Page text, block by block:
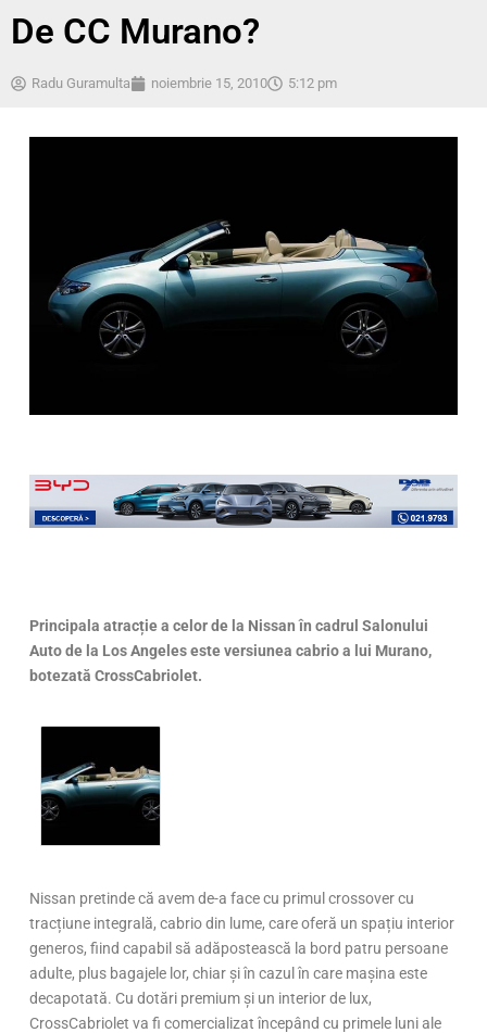
De CC Murano?
Radu Guramulta noiembrie 15, 2010 5:12 pm
Principala atracție a celor de la Nissan în cadrul Salonului
Auto de la Los Angeles este versiunea cabrio a lui Murano,
botezată CrossCabriolet.
Nissan pretinde că avem de-a face cu primul crossover cu
tracțiune integrală, cabrio din lume, care oferă un spațiu interior
generos, fiind capabil să adăpostească la bord patru persoane
adulte, plus bagajele lor, chiar și în cazul în care mașina este
decapotată. Cu dotări premium și un interior de lux,
CrossCabriolet va fi comercializat începând cu primele luni ale